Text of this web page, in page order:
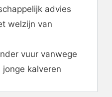
advies
welzijn van
vuur vanwege
kalveren